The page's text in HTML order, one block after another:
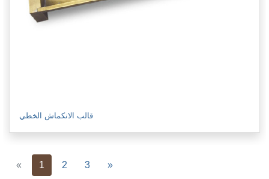
قالب الانكماش الخطي
« Previous
1 2 3 »Next